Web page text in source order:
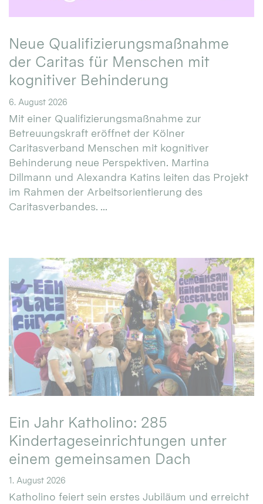
Neue Qualifizierungsmaßnahme
der Caritas für Menschen mit
kognitiver Behinderung
6. August 2026
Mit einer Qualifizierungsmaßnahme zur
Betreuungskraft eröffnet der Kölner
Caritasverband Menschen mit kognitiver
Behinderung neue Perspektiven. Martina
Dillmann und Alexandra Katins leiten das Projekt
im Rahmen der Arbeitsorientierung des
Caritasverbandes. ...
Ein Jahr Katholino: 285
Kindertageseinrichtungen unter
einem gemeinsamen Dach
1. August 2026
Katholino feiert sein erstes Jubiläum und erreicht